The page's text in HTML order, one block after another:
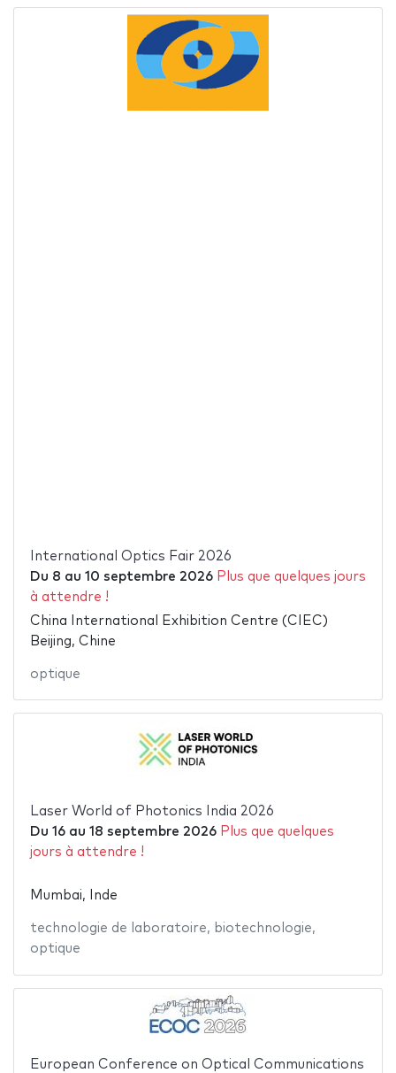
International Optics Fair 2026
Du 8 au 10 septembre 2026 Plus que quelques jours
à attendre !
China International Exhibition Centre (CIEC)
Beijing, Chine
optique
Laser World of Photonics India 2026
Du 16au 18 septembre 2026 Plus que quelques
jours à attendre !
Mumbai, Inde
technologie de laboratoire, biotechnologie,
optique
European Conference on Optical Communications